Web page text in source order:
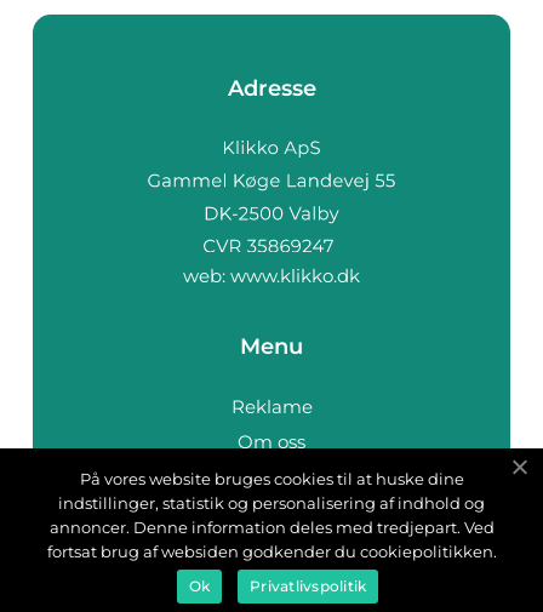
Adresse
web: www.klikko.dk
Menu
Reklame
Om oss
Cookies
Kontakt Oss
Sitemap
På vores website bruges cookies til at huske dine
indstillinger, statistik og personalisering af indhold og
annoncer. Denne information deles med tredjepart. Ved
fortsat brug af websiden godkender du cookiepolitikken.
Ok Privatlivspolitik